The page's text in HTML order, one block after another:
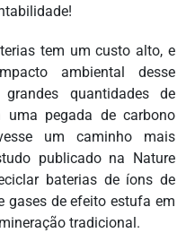
tem um custo alto, e
ambiental desse
quantidades de
uma pegada de carbono
um caminho mais
publicado na Nature
baterias de íons de
gases de efeito estufa em
tradicional.